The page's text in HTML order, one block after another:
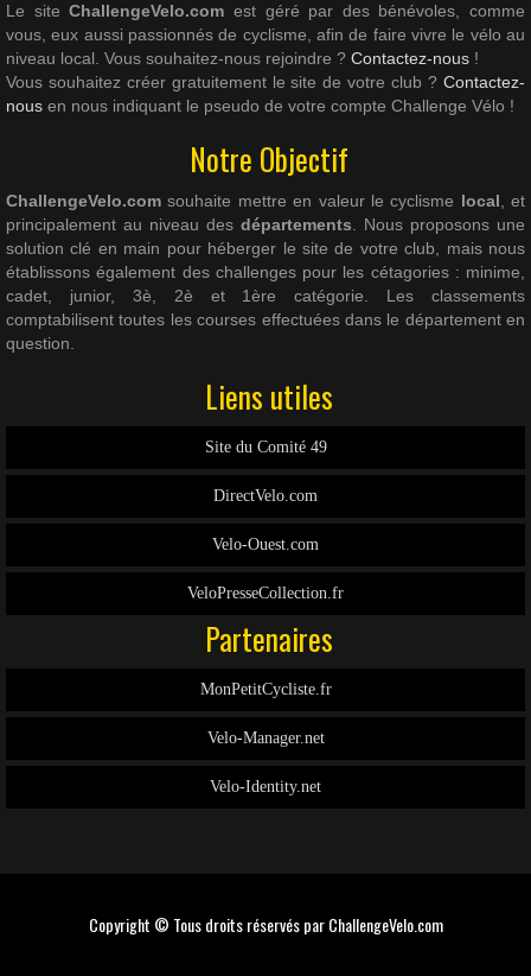
Le siteChallengeVelo.com est géré par des bénévoles, comme
vous, eux aussi passionnés de cyclisme, afin de faire vivre le vélo au
niveau local. Vous souhaitez-nous rejoindre ? Contactez-nous !
Vous souhaitez créer gratuitement le site de votre club ? Contactez-
nous en nous indiquant le pseudo de votre compte Challenge Vélo !
Notre Objectif
ChallengeVelo.com souhaite mettre en valeur le cyclisme local, et
principalement au niveau des départements. Nous proposons une
solution clé en main pour héberger le site de votre club, mais nous
établissons également des challenges pour les cétagories : minime,
cadet, junior, 3è, 2è et 1ère catégorie. Les classements
comptabilisent toutes les courses effectuées dans le département en
question.
Liens utiles
Site du Comité 49
DirectVelo.com
Velo-Ouest.com
VeloPresseCollection.fr
Partenaires
MonPetitCycliste.fr
Velo-Manager.net
Velo-Identity.net
Copyright © Tous droits réservés parChallengeVelo.com